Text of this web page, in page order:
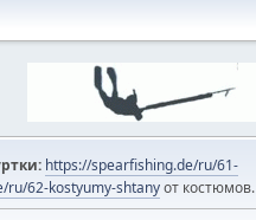
https://spearfishing.de/ru/61-
ru/62-kostyumy-shtanyот костюмов.